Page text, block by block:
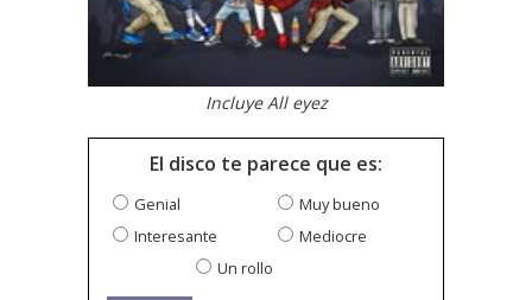
Incluye All eyez
El disco te parece que es:
Genial
Muy bueno
Interesante
Mediocre
Un rollo